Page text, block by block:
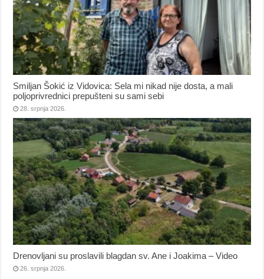
Smiljan Šokić iz Vidovica: Sela mi nikad nije dosta, a mali
poljoprivrednici prepušteni su sami sebi
28. srpnja 2026.
Drenovljani su proslavili blagdan sv. Ane i Joakima – Video
26. srpnja 2026.